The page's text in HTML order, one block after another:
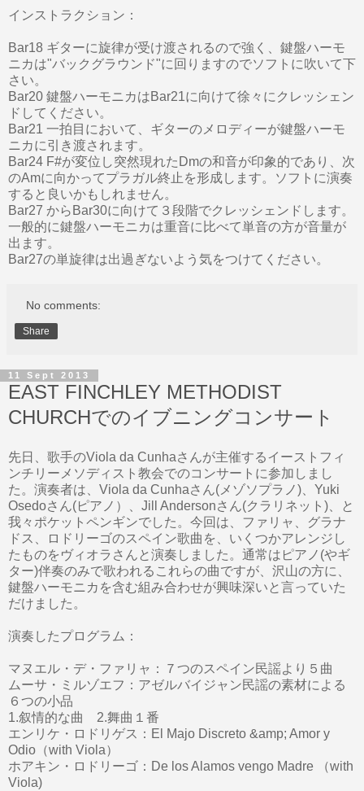
インストラクション：
Bar18 ギターに旋律が受け渡されるので強く、鍵盤ハーモ
ニカは"バックグラウンド"に回りますのでソフトに吹いて下
さい。
Bar20 鍵盤ハーモニカはBar21に向けて徐々にクレッシェン
ドしてください。
Bar21 一拍目において、ギターのメロディーが鍵盤ハーモ
ニカに引き渡されます。
Bar24 F#が変位し突然現れたDmの和音が印象的であり、次
のAmに向かってプラガル終止を形成します。ソフトに演奏
すると良いかもしれません。
Bar27 からBar30に向けて３段階でクレッシェンドします。
一般的に鍵盤ハーモニカは重音に比べて単音の方が音量が
出ます。
Bar27の単旋律は出過ぎないよう気をつけてください。
No comments:
Share
11 Sept 2013
EAST FINCHLEY METHODIST
CHURCHでのイブニングコンサート
先日、歌手のViola da Cunhaさんが主催するイーストフィ
ンチリーメソディスト教会でのコンサートに参加しまし
た。演奏者は、Viola da Cunhaさん(メゾソプラノ)、Yuki
Osedoさん(ピアノ）、Jill Andersonさん(クラリネット)、と
我々ポケットペンギンでした。今回は、ファリャ、グラナ
ドス、ロドリーゴのスペイン歌曲を、いくつかアレンジし
たものをヴィオラさんと演奏しました。通常はピアノ(やギ
ター)伴奏のみで歌われるこれらの曲ですが、沢山の方に、
鍵盤ハーモニカを含む組み合わせが興味深いと言っていた
だけました。
演奏したプログラム：
マヌエル・デ・ファリャ：７つのスペイン民謡より５曲
ムーサ・ミルゾエフ：アゼルバイジャン民謡の素材による
６つの小品
1.叙情的な曲 2.舞曲１番
エンリケ・ロドリゲス：El Majo Discreto &amp; Amor y
Odio（with Viola）
ホアキン・ロドリーゴ：De los Alamos vengo Madre （with
Viola)